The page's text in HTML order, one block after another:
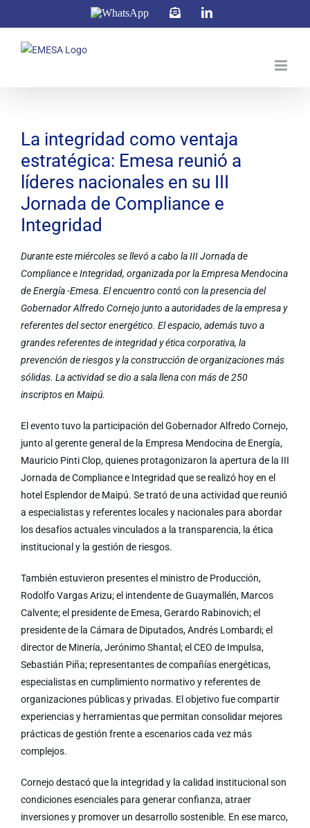
contenido
WhatsApp
CorreoLinkedIn
imagen
grande
La integridad como ventaja
estratégica: Emesa reunió a
líderes nacionales en su III
Jornada de Compliance e
Integridad
Durante este miércoles se llevó a cabo la III Jornada de
Compliance e Integridad, organizada por la Empresa Mendocina
de Energía -Emesa. El encuentro contó con la presencia del
Gobernador Alfredo Cornejo junto a autoridades de la empresa y
referentes del sector energético. El espacio, además tuvo a
grandes referentes de integridad y ética corporativa, la
prevención de riesgos y la construcción de organizaciones más
sólidas. La actividad se dio a sala llena con más de 250
inscriptos en Maipú.
El evento tuvo la participación del Gobernador Alfredo Cornejo,
junto al gerente general de la Empresa Mendocina de Energía,
Mauricio Pinti Clop, quienes protagonizaron la apertura de la III
Jornada de Compliance e Integridad que se realizó hoy en el
hotel Esplendor de Maipú. Se trató de una actividad que reunió
a especialistas y referentes locales y nacionales para abordar
los desafíos actuales vinculados a la transparencia, la ética
institucional y la gestión de riesgos.
También estuvieron presentes el ministro de Producción,
Rodolfo Vargas Arizu; el intendente de Guaymallén, Marcos
Calvente; el presidente de Emesa, Gerardo Rabinovich; el
presidente de la Cámara de Diputados, Andrés Lombardi; el
director de Minería, Jerónimo Shantal; el CEO de Impulsa,
Sebastián Piña; representantes de compañías energéticas,
especialistas en cumplimiento normativo y referentes de
organizaciones públicas y privadas. El objetivo fue compartir
experiencias y herramientas que permitan consolidar mejores
prácticas de gestión frente a escenarios cada vez más
complejos.
Cornejo destacó que la integridad y la calidad institucional son
condiciones esenciales para generar confianza, atraer
inversiones y promover un desarrollo sostenible. En ese marco,